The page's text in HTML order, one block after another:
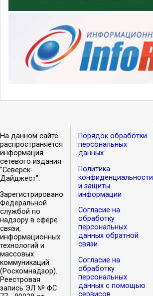
На данном сайте
распространяется
информация
сетевого издания
"Северск-
Дайджест".
Зарегистрировано
Федеральной
службой по
надзору в сфере
связи,
информационных
технологий и
массовых
коммуникаций
(Роскомнадзор).
Реестровая
запись ЭЛ № ФС
Порядок обработки
персональных
данных
Политика
конфиденциальности
и защиты
информации
Согласие на
обработку
персональных
данных обратной
связи
Согласие на
обработку
персональных
данных с помощью
сервисов